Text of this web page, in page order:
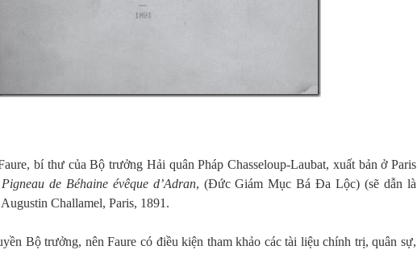
bí thư của Bộ trưởng Hải quân Pháp Chasseloup-Laubat, xuất bản ở Paris
de Béhaine évêque d’Adran, (Đức Giám Mục Bá Đa Lộc) (sẽ dẫn là
Augustin Challamel, Paris, 1891.
Bộ trưởng, nên Faure có điều kiện tham khảo các tài liệu chính trị, quân sự,